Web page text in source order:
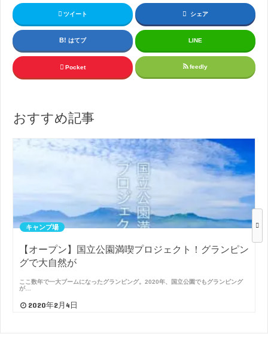
ツイート シェア
はてブ LINE
Pocket feedly
おすすめ記事
キャンプ場
【オープン】国立公園満喫プロジェクト！グランピン
グで大自然が
ここ数年で一大ブームになったグランピング。2020年、国立公園でもグランピング
が…
2020年2月4日